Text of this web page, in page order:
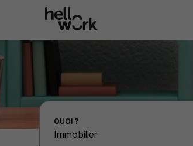
d'emploi par localité
QUOI ?